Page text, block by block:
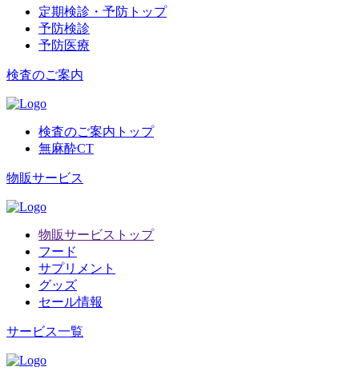
定期検診・予防トップ
予防検診
予防医療
検査のご案内
検査のご案内トップ
無麻酔CT
物販サービス
物販サービストップ
フード
サプリメント
グッズ
セール情報
サービス一覧